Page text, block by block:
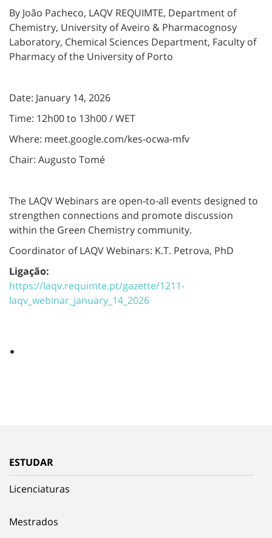
By João Pacheco, LAQV REQUIMTE, Department of
Chemistry, University of Aveiro & Pharmacognosy
Laboratory, Chemical Sciences Department, Faculty of
Pharmacy of the University of Porto
Date: January 14, 2026
Time: 12h00 to 13h00 / WET
Where: meet.google.com/kes-ocwa-mfv
Chair: Augusto Tomé
The LAQV Webinars are open-to-all events designed to
strengthen connections and promote discussion
within the Green Chemistry community.
Coordinator of LAQV Webinars: K.T. Petrova, PhD
Ligação:
https://laqv.requimte.pt/gazette/1211-
laqv_webinar_january_14_2026
ESTUDAR
Licenciaturas
Mestrados